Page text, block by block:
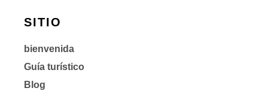
SITIO
bienvenida
Guía turístico
Blog